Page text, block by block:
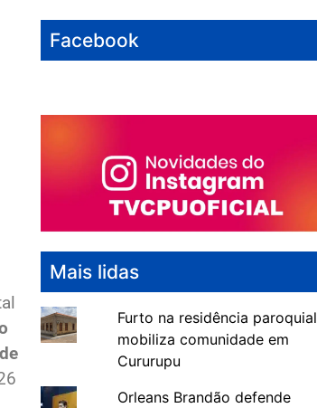
Facebook
Mais lidas
Furto na residência paroquial
mobiliza comunidade em
Cururupu
Orleans Brandão defende